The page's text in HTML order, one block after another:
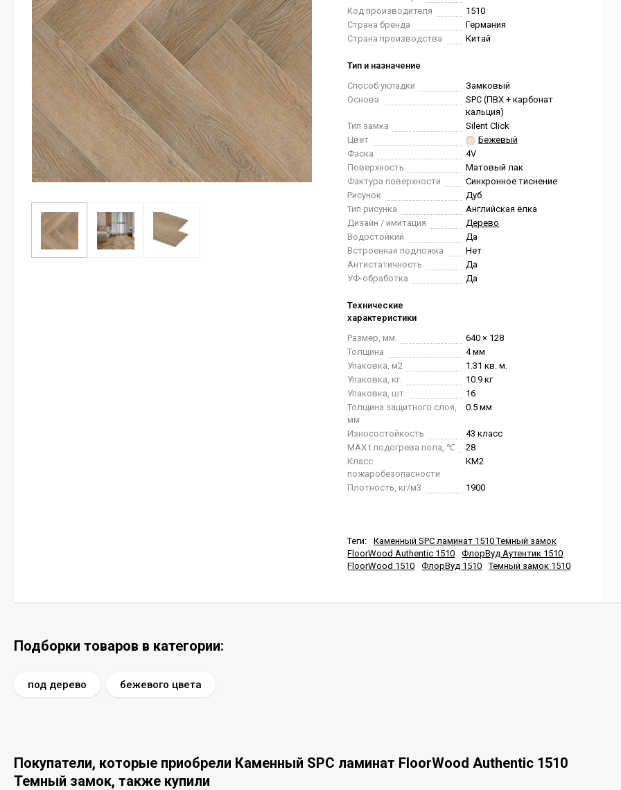
Код производителя
1510
Страна бренда
Германия
Страна производства
Китай
Тип и назначение
Способ укладки
Замковый
Основа
SPC (ПВХ + карбонат
кальция)
Тип замка
Silent Click
Цвет
Бежевый
Фаска
4V
Поверхность
Матовый лак
Фактура поверхности
Синхронное тиснение
Рисунок
Дуб
Тип рисунка
Английская ёлка
Дизайн / имитация
Дерево
Водостойкий
Да
Встроенная подложка
Нет
Антистатичность
Да
УФ-обработка
Да
Технические
характеристики
Размер, мм.
640 × 128
Толщина
4 мм
Упаковка, м2
1.31 кв. м.
Упаковка, кг.
10.9 кг
Упаковка, шт.
16
Толщина защитного слоя,
мм
0.5 мм
Износостойкость
43 класс
MAX t подогрева пола, ℃
28
Класс
пожаробезопасности
КМ2
Плотность, кг/м3 1900
Теги:
Каменный SPC ламинат 1510 Темный замок
FloorWood Authentic 1510
ФлорВуд Аутентик 1510
FloorWood 1510
ФлорВуд 1510 Темный замок 1510
Подборки товаров в категории:
под дерево бежевого цвета
Покупатели, которые приобрели Каменный SPC ламинат FloorWood Authentic 1510
Темный замок, также купили